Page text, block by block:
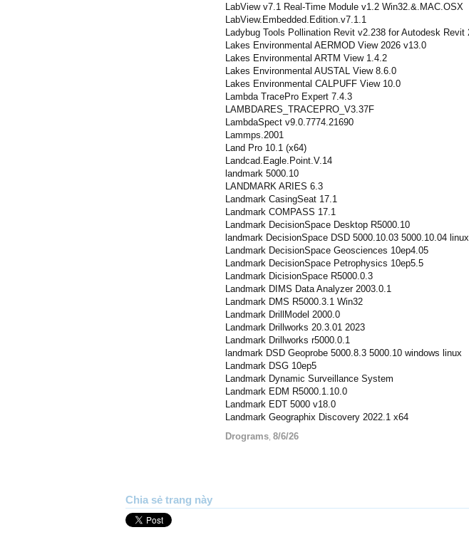
LabView v7.1 Real-Time Module v1.2 Win32.&.MAC.OSX
LabView.Embedded.Edition.v7.1.1
Ladybug Tools Pollination Revit v2.238 for Autodesk Revit
Lakes Environmental AERMOD View 2026 v13.0
Lakes Environmental ARTM View 1.4.2
Lakes Environmental AUSTAL View 8.6.0
Lakes Environmental CALPUFF View 10.0
Lambda TracePro Expert 7.4.3
LAMBDARES_TRACEPRO_V3.37F
LambdaSpect v9.0.7774.21690
Lammps.2001
Land Pro 10.1 (x64)
Landcad.Eagle.Point.V.14
landmark 5000.10
LANDMARK ARIES 6.3
Landmark CasingSeat 17.1
Landmark COMPASS 17.1
Landmark DecisionSpace Desktop R5000.10
landmark DecisionSpace DSD 5000.10.03 5000.10.04 linux
Landmark DecisionSpace Geosciences 10ep4.05
Landmark DecisionSpace Petrophysics 10ep5.5
Landmark DicisionSpace R5000.0.3
Landmark DIMS Data Analyzer 2003.0.1
Landmark DMS R5000.3.1 Win32
Landmark DrillModel 2000.0
Landmark Drillworks 20.3.01 2023
Landmark Drillworks r5000.0.1
landmark DSD Geoprobe 5000.8.3 5000.10 windows linux
Landmark DSG 10ep5
Landmark Dynamic Surveillance System
Landmark EDM R5000.1.10.0
Landmark EDT 5000 v18.0
Landmark Geographix Discovery 2022.1 x64
Drograms 8/6/26
Chia sẻ trang này